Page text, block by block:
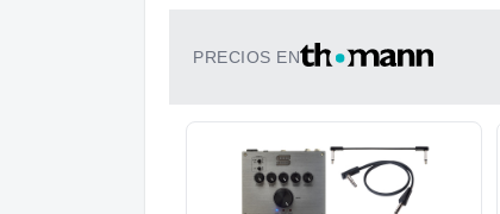
PRECIOS EN